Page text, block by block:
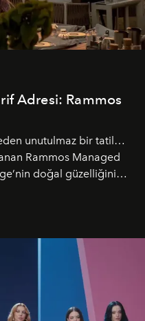
Adresi: Rammos
unutulmaz bir tatil…
Rammos Managed
doğal güzelliğini